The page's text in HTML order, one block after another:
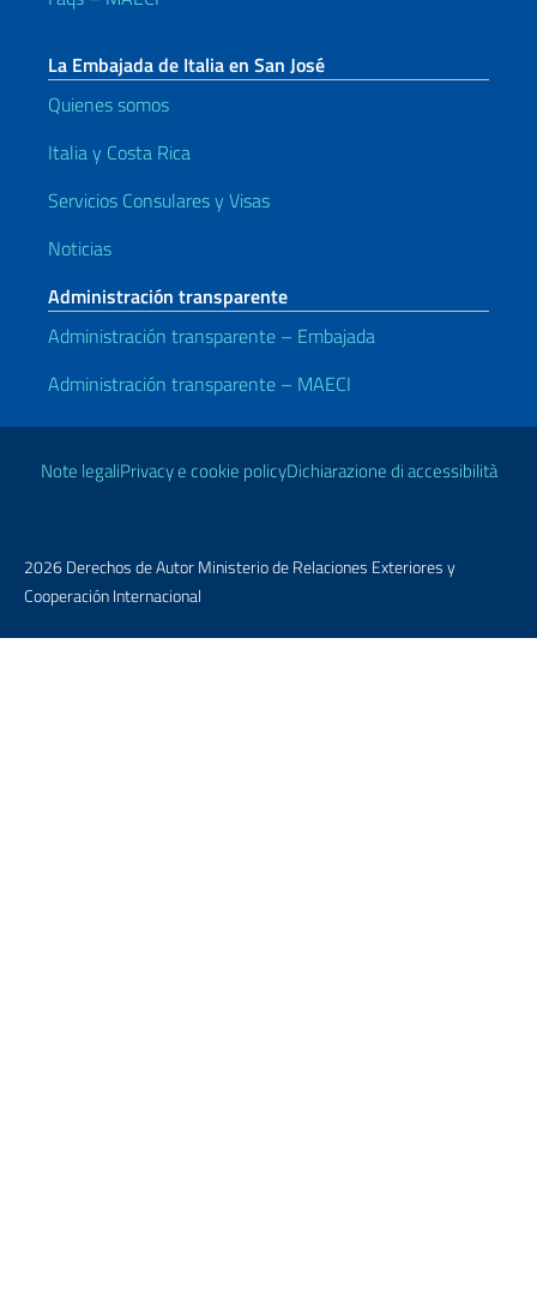
La Embajada de Italia en San José
Quienes somos
Italia y Costa Rica
Servicios Consulares y Visas
Noticias
Administración transparente
Administración transparente – Embajada
Administración transparente – MAECI
Enlaces útiles
Note legaliPrivacy e cookie policyDichiarazione di accessibilità
2026 Derechos de Autor Ministerio de Relaciones Exteriores y
Cooperación Internacional